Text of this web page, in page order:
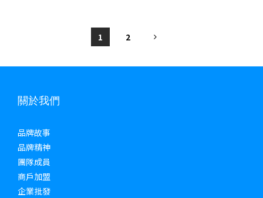
1 2
關於我們
品牌故事
品牌精神
團隊成員
商戶加盟
企業批發